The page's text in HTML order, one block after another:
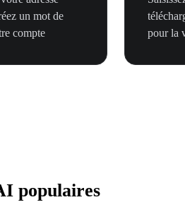
un mot de
compte
pour la
populaires